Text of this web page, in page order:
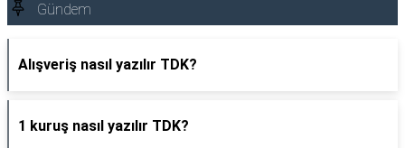
Gündem
Alışveriş nasıl yazılır TDK?
1 kuruş nasıl yazılır TDK?